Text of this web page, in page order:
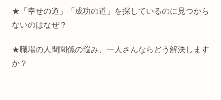
★「幸せの道」「成功の道」を探しているのに見つから
ないのはなぜ？
★職場の人間関係の悩み、一人さんならどう解決します
か？